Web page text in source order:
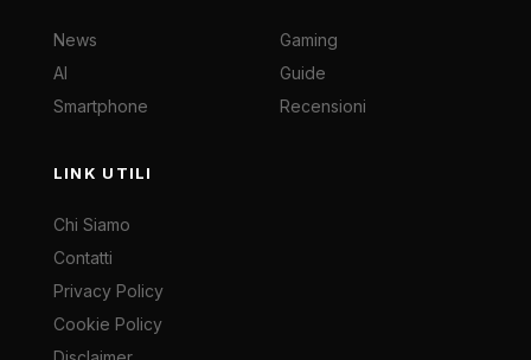
News
AI
Smartphone
Gaming
Guide
Recensioni
LINK UTILI
Chi Siamo
Contatti
Privacy Policy
Cookie Policy